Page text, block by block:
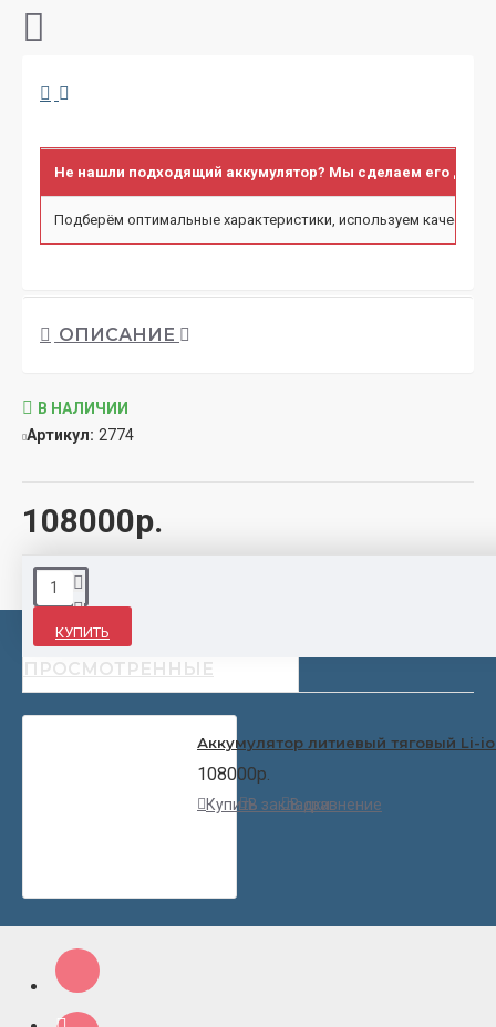
Не нашли подходящий аккумулятор? Мы сделаем его для
Подберём оптимальные характеристики, используем
ОПИСАНИЕ
108000р.
В НАЛИЧИИ
Артикул: 2774
КУПИТЬ
НЕДАВНО
ПРОСМОТРЕННЫЕ
Аккумулятор литиевый тяговый Li-
108000р.
КупитьВ закладкиВ сравнение